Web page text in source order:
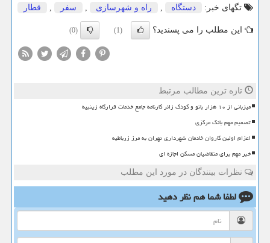
تگهای خبر:
دستگاه , راه و شهرسازی , سفر , قطار
این مطلب را می پسندید؟ (1)
(0)
تازه ترین مطالب مرتبط
میزبانی از ۱۰ هزار بانو و کودک زائر کارنامه جامع خدمات قرارگاه زینبیه
تصمیم مهم بانک مرکزی
اعزام اولین کاروان خادمان شهرداری تهران به مرز زرباطیه
خبر مهم برای متقاضیان مسکن اجازه ای
نظرات بینندگان در مورد این مطلب
لطفا شما همنظر دهید